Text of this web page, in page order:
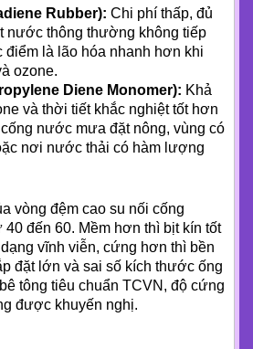
Rubber): Chi phí thấp, đủ
nước thông thường không tiếp
là lão hóa nhanh hơn khi
ozone.
Diene Monomer): Khả
và thời tiết khắc nghiệt tốt hơn
nước mưa đặt nông, vùng có
nơi nước thải có hàm lượng
vòng đệm cao su nối cống
đến 60. Mềm hơn thì bịt kín tốt
vĩnh viễn, cứng hơn thì bền
đặt lớn và sai số kích thước ống
tông tiêu chuẩn TCVN, độ cứng
được khuyến nghị.